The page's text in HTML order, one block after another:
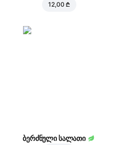
12,00 ₾
ბერძნული სალათი